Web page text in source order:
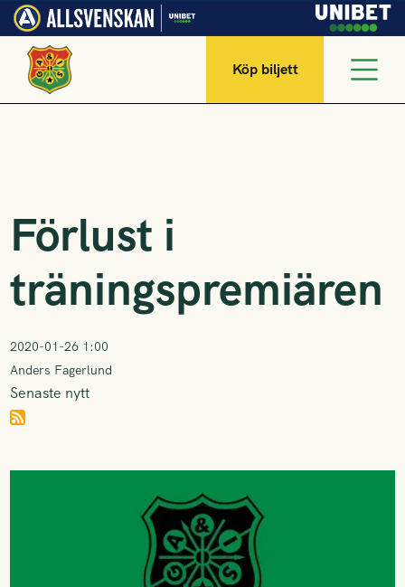
Köp biljett
Förlust i
träningspremiären
2020-01-26 1:00
Anders Fagerlund
Senaste nytt